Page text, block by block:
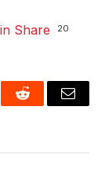
20
Reddit Email